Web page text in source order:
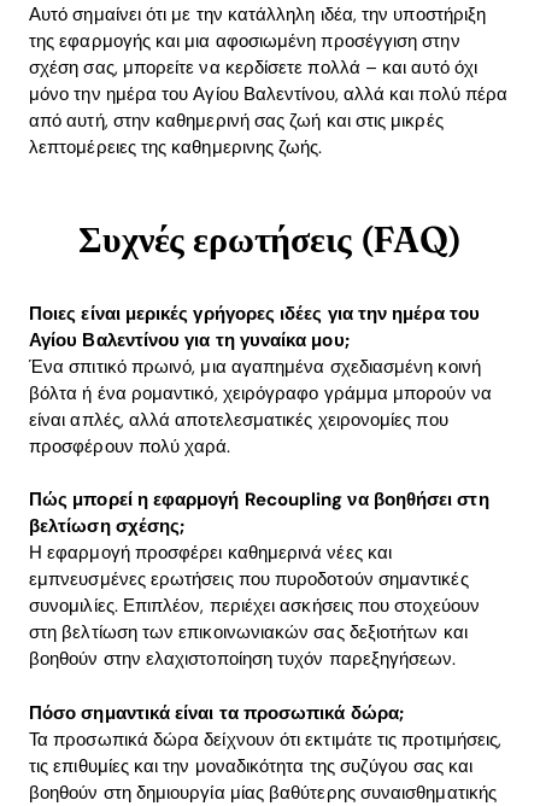
Αυτό σημαίνει ότι με την κατάλληλη ιδέα, την υποστήριξη
της εφαρμογής και μια αφοσιωμένη προσέγγιση στην
σχέση σας, μπορείτε να κερδίσετε πολλά – και αυτό όχι
μόνο την ημέρα του Αγίου Βαλεντίνου, αλλά και πολύ πέρα
από αυτή, στην καθημερινή σας ζωή και στις μικρές
λεπτομέρειες της καθημερινης ζωής.
Συχνές ερωτήσεις (FAQ)
Ποιες είναι μερικές γρήγορες ιδέες για την ημέρα του
Αγίου Βαλεντίνου για τη γυναίκα μου;
Ένα σπιτικό πρωινό, μια αγαπημένα σχεδιασμένη κοινή
βόλτα ή ένα ρομαντικό, χειρόγραφο γράμμα μπορούν να
είναι απλές, αλλά αποτελεσματικές χειρονομίες που
προσφέρουν πολύ χαρά.
Πώς μπορεί η εφαρμογή Recoupling να βοηθήσει στη
βελτίωση σχέσης;
Η εφαρμογή προσφέρει καθημερινά νέες και
εμπνευσμένες ερωτήσεις που πυροδοτούν σημαντικές
συνομιλίες. Επιπλέον, περιέχει ασκήσεις που στοχεύουν
στη βελτίωση των επικοινωνιακών σας δεξιοτήτων και
βοηθούν στην ελαχιστοποίηση τυχόν παρεξηγήσεων.
Πόσο σημαντικά είναι τα προσωπικά δώρα;
Τα προσωπικά δώρα δείχνουν ότι εκτιμάτε τις προτιμήσεις,
τις επιθυμίες και την μοναδικότητα της συζύγου σας και
βοηθούν στη δημιουργία μίας βαθύτερης συναισθηματικής